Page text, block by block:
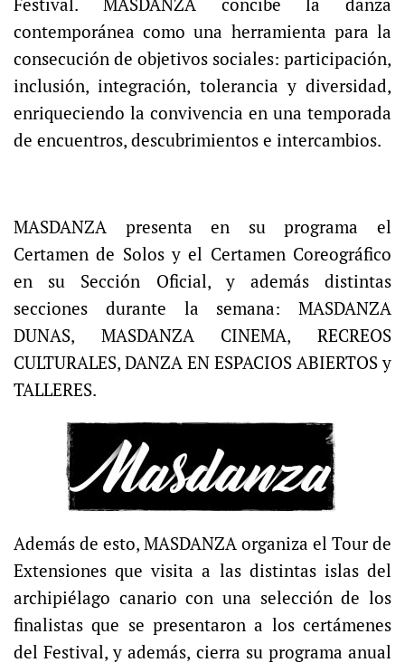
Festival. MASDANZA concibe la danza
contemporánea como una herramienta para la
consecución de objetivos sociales: participación,
inclusión, integración, tolerancia y diversidad,
enriqueciendo la convivencia en una temporada
de encuentros, descubrimientos e intercambios.
MASDANZA presenta en su programa el
Certamen de Solos y el Certamen Coreográfico
en su Sección Oficial, y además distintas
secciones durante la semana: MASDANZA
DUNAS, MASDANZA CINEMA, RECREOS
CULTURALES, DANZA EN ESPACIOS ABIERTOS y
TALLERES.
Además de esto, MASDANZA organiza el Tour de
Extensiones que visita a las distintas islas del
archipiélago canario con una selección de los
finalistas que se presentaron a los certámenes
del Festival, y además, cierra su programa anual